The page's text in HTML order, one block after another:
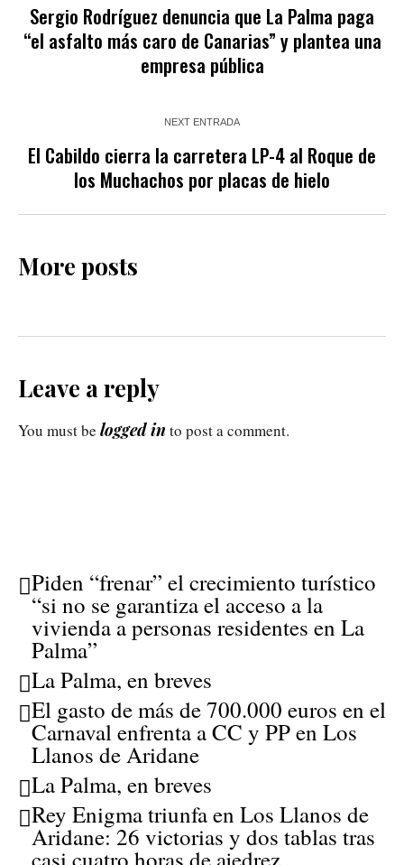
Sergio Rodríguez denuncia que La Palma paga
“el asfalto más caro de Canarias” y plantea una
empresa pública
NEXT ENTRADA
El Cabildo cierra la carretera LP-4 al Roque de
los Muchachos por placas de hielo
More posts
Leave a reply
You must be logged in to post a comment.
Piden “frenar” el crecimiento turístico
“si no se garantiza el acceso a la
vivienda a personas residentes en La
Palma”
La Palma, en breves
El gasto de más de 700.000 euros en el
Carnaval enfrenta a CC y PP en Los
Llanos de Aridane
La Palma, en breves
Rey Enigma triunfa en Los Llanos de
Aridane: 26 victorias y dos tablas tras
casi cuatro horas de ajedrez